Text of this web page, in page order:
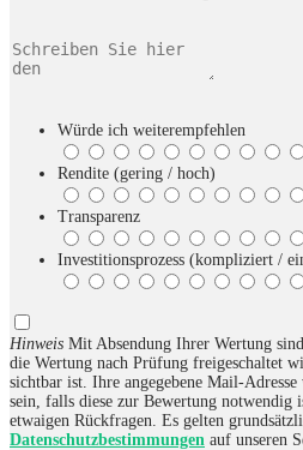
Würde ich weiterempfehlen
Rendite (gering / hoch)
Transparenz
Investitionsprozess (kompliziert /
Hinweis Mit Absendung Ihrer Wertung
die Wertung nach Prüfung freigeschaltet
sichtbar ist. Ihre angegebene Mail-
sein, falls diese zur Bewertung notwendig
etwaigen Rückfragen. Es gelten
Datenschutzbestimmungen auf unseren